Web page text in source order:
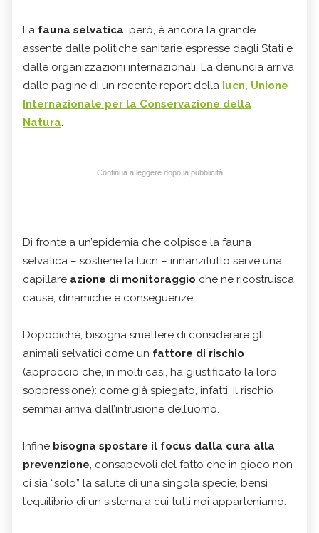
La fauna selvatica, però, è ancora la grande
assente dalle politiche sanitarie espresse dagli Stati e
dalle organizzazioni internazionali. La denuncia arriva
dalle pagine di un recente report della Iucn, Unione
Internazionale per la Conservazione della
Natura.
Continua a leggere dopo la pubblicità
Di fronte a un’epidemia che colpisce la fauna
selvatica – sostiene la Iucn – innanzitutto serve una
capillare azione di monitoraggio che ne ricostruisca
cause, dinamiche e conseguenze.
Dopodiché, bisogna smettere di considerare gli
animali selvatici come un fattore di rischio
(approccio che, in molti casi, ha giustificato la loro
soppressione): come già spiegato, infatti, il rischio
semmai arriva dall’intrusione dell’uomo.
Infine bisogna spostare il focus dalla cura alla
prevenzione, consapevoli del fatto che in gioco non
ci sia “solo” la salute di una singola specie, bensì
l’equilibrio di un sistema a cui tutti noi apparteniamo.